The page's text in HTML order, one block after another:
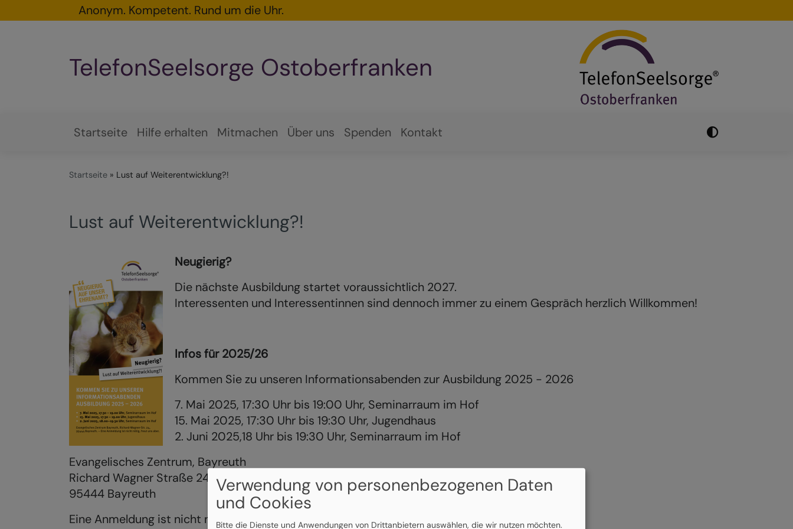
zum
Anonym. Kompetent. Rund um die Uhr.
TelefonSeelsorge Ostoberfranken
Startseite Hilfe erhalten Mitmachen Über uns Spenden Kontakt
Startseite Lust auf Weiterentwicklung?!
Lust auf Weiterentwicklung?!
Neugierig?
Die nächste Ausbildung startet voraussichtlich 2027.
Interessenten und Interessentinnen sind dennoch immer zu einem Gespräch herzlich Willkommen!
Infos für 2025/26
Kommen Sie zu unseren Informationsabenden zur Ausbildung 2025 - 2026
7. Mai 2025, 17:30 Uhr bis 19:00 Uhr, Seminarraum im Hof
15. Mai 2025, 17:30 Uhr bis 19:30 Uhr, Jugendhaus
2. Juni 2025,18 Uhr bis 19:30 Uhr, Seminarraum im Hof
Evangelisches Zentrum, Bayreuth
Richard Wagner Straße 24
95444 Bayreuth
Eine Anmeldung ist nicht nötig, freut uns aber.
Verwendung von personenbezogenen Daten
und Cookies
Bitte die Dienste und Anwendungen von Drittanbietern auswählen, die wir nutzen möchten.